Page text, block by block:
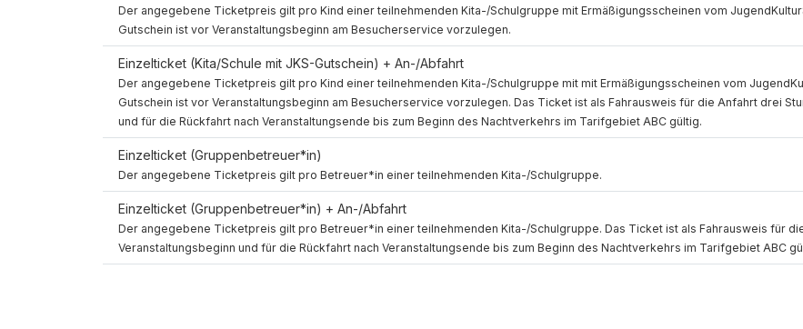
Der angegebene Ticketpreis gilt pro Kind einer teilnehmenden Kita-/Schulgruppe mit Ermäßigungsscheinen vom
Gutschein ist vor Veranstaltungsbeginn am Besucherservice vorzulegen.
Einzelticket (Kita/Schule mit JKS-Gutschein) + An-/Abfahrt
Der angegebene Ticketpreis gilt pro Kind einer teilnehmenden Kita-/Schulgruppe mit mit Ermäßigungsscheinen vom
Gutschein ist vor Veranstaltungsbeginn am Besucherservice vorzulegen. Das Ticket ist als Fahrausweis für die Anfahrt drei
und für die Rückfahrt nach Veranstaltungsende bis zum Beginn des Nachtverkehrs im Tarifgebiet ABC gültig.
Einzelticket (Gruppenbetreuer*in)
Der angegebene Ticketpreis gilt pro Betreuer*in einer teilnehmenden Kita-/Schulgruppe.
Einzelticket (Gruppenbetreuer*in) + An-/Abfahrt
Der angegebene Ticketpreis gilt pro Betreuer*in einer teilnehmenden Kita-/Schulgruppe. Das Ticket ist als Fahrausweis für
Veranstaltungsbeginn und für die Rückfahrt nach Veranstaltungsende bis zum Beginn des Nachtverkehrs im Tarifgebiet ABC